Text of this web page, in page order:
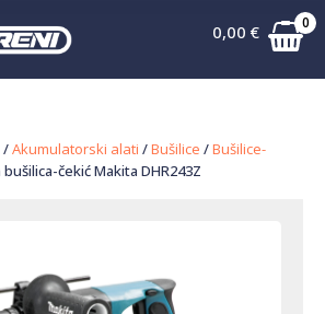
0,00 € 0
/Akumulatorski alati /Bušilice /Bušilice-
čekić Makita DHR243Z